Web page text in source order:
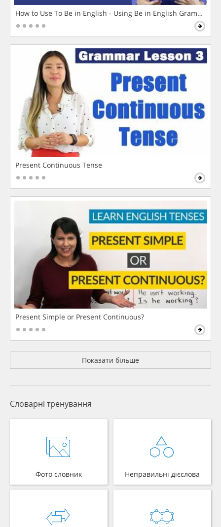
How to Use To Be in English - Using Be in English Grammar
Present Continuous Tense
Present Simple or Present Continuous?
Показати більше
Словарні тренування
Фото словник Неправильні дієслова